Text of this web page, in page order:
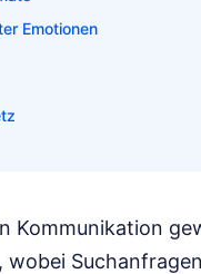
Emotionen
Kommunikation
wobei